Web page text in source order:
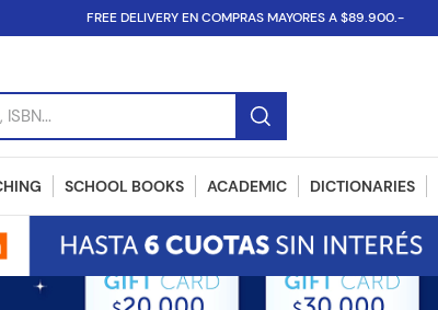
FREE DELIVERY EN COMPRAS MAYORES A $89.900.-
SCHOOL BOOKS ACADEMIC DICTIONARIES